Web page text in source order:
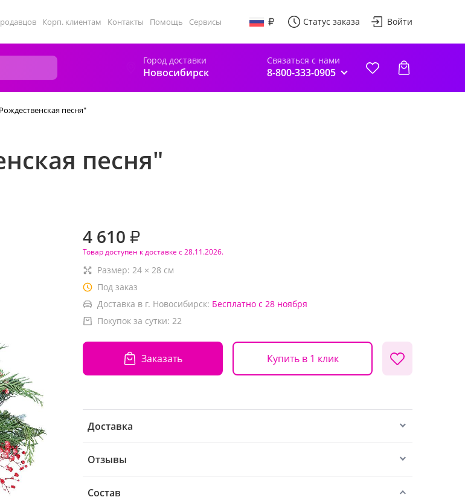
Корп. клиентам Контакты Помощь Сервисы Статус заказа Войти
Город доставки
Новосибирск
Связаться с нами
8-800-333-0905
песня"
песня"
4 610 ₽
Товар доступен к доставке с 28.11.2026.
Размер: 24 × 28 см
Под заказ
Доставка в г. Новосибирск: Бесплатно с 28 ноября
Покупок за сутки: 22
Заказать Купить в 1 клик
Доставка
Отзывы
Состав